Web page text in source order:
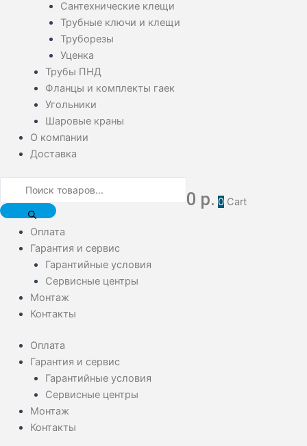
Сантехнические клещи
Трубные ключи и клещи
Труборезы
Уценка
Трубы ПНД
Фланцы и комплекты гаек
Угольники
Шаровые краны
О компании
Доставка
0 р. 0 Cart
Оплата
Гарантия и сервис
Гарантийные условия
Сервисные центры
Монтаж
Контакты
Оплата
Гарантия и сервис
Гарантийные условия
Сервисные центры
Монтаж
Контакты